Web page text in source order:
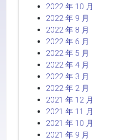
2022 年 10 月
2022 年 9 月
2022 年 8 月
2022 年 6 月
2022 年 5 月
2022 年 4 月
2022 年 3 月
2022 年 2 月
2021 年 12 月
2021 年 11 月
2021 年 10 月
2021 年 9 月